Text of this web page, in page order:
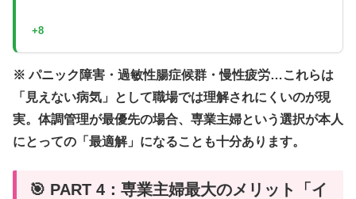
+8
※ パニック障害・過敏性腸症候群・慢性疲労…これらは
「見えない病気」として職場では理解されにくいのが現
実。体調管理が最優先の場合、専業主婦という選択が本人
にとっての「最適解」になることも十分あります。
🎯 PART 4：専業主婦最大のメリット「イ